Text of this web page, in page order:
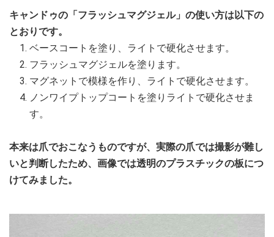
キャンドゥの「フラッシュマグジェル」の使い方は以下の
とおりです。
ベースコートを塗り、ライトで硬化させます。
フラッシュマグジェルを塗ります。
マグネットで模様を作り、ライトで硬化させます。
ノンワイプトップコートを塗りライトで硬化させま
す。
本来は爪でおこなうものですが、実際の爪では撮影が難し
いと判断したため、画像では透明のプラスチックの板につ
けてみました。